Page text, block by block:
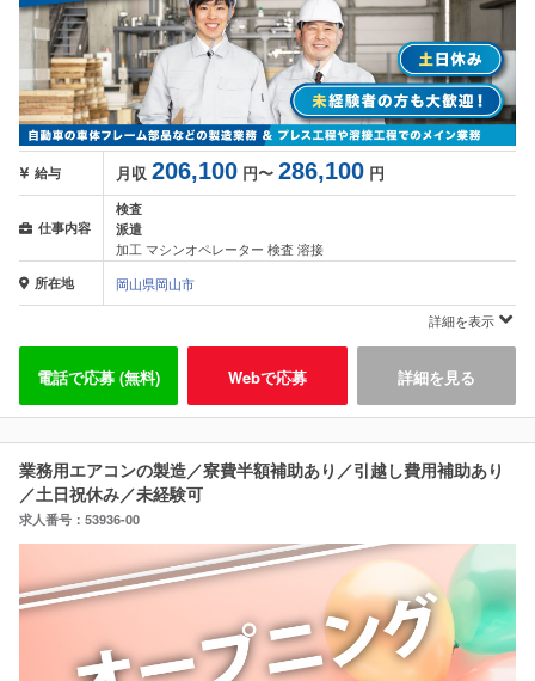
給与 月収 206,100 円〜 286,100 円
仕事内容
検査
派遣
加工 マシンオペレーター 検査 溶接
所在地
岡山県岡山市
詳細を表示
電話で応募 (無料) Webで応募 詳細を見る
業務用エアコンの製造／寮費半額補助あり／引越し費用補助あり
／土日祝休み／未経験可
求人番号：53936-00